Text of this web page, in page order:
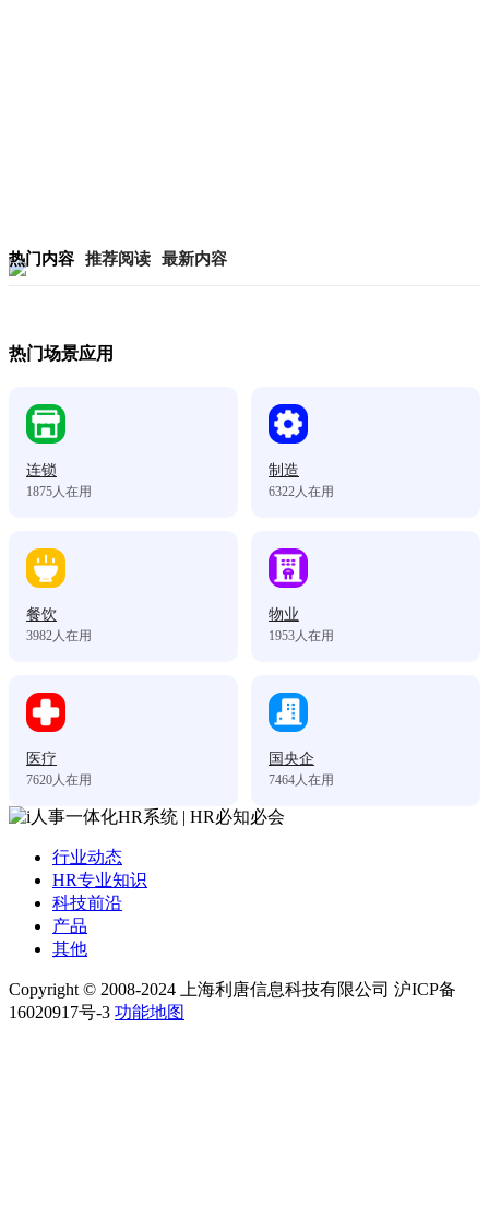
热门内容 推荐阅读 最新内容
热门场景应用
连锁
1875 人在用
制造
6322 人在用
餐饮
3982 人在用
物业
1953 人在用
医疗
7620 人在用
国央企
7464 人在用
行业动态
HR专业知识
科技前沿
产品
其他
Copyright © 2008-2024 上海利唐信息科技有限公司 沪ICP备
16020917号-3 功能地图